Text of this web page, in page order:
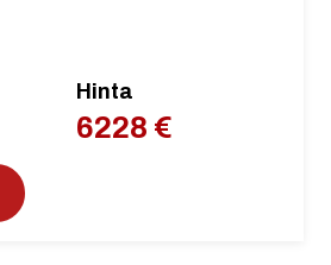
Hinta
6228 €